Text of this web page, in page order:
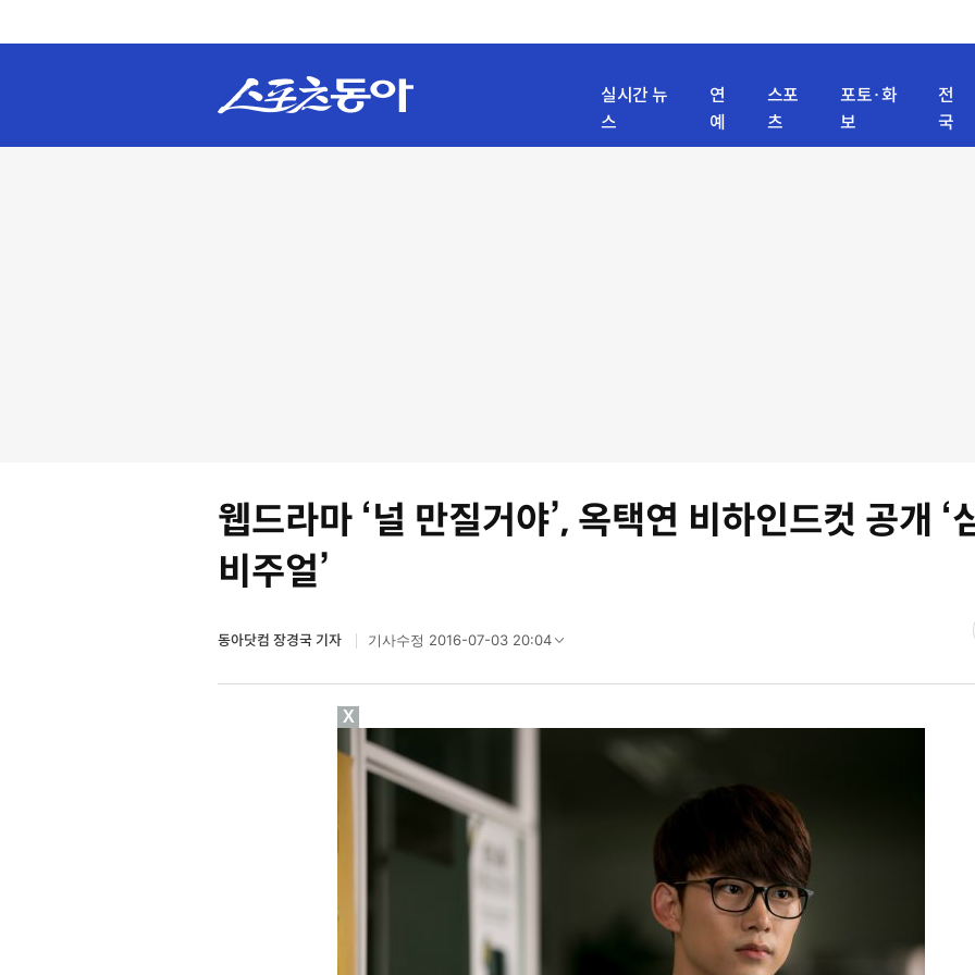
실시간 뉴
스
연
예
스포
츠
포토·화
보
전
국
웹드라마 ‘널 만질거야’, 옥택연 비하인드컷 공개 ‘
비주얼’
동아닷컴 장경국 기자 기사수정 2016-07-03 20:04
X